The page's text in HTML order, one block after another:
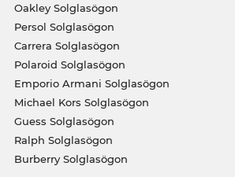
Oakley Solglasögon
Persol Solglasögon
Carrera Solglasögon
Polaroid Solglasögon
Emporio Armani Solglasögon
Michael Kors Solglasögon
Guess Solglasögon
Ralph Solglasögon
Burberry Solglasögon